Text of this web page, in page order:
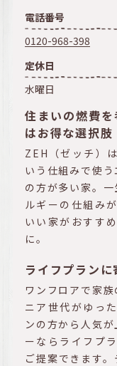
電話番号
0120-968-398
定休日
水曜日
住まいの燃費
はお得な選択肢
ZEH（ゼッチ）
いう仕組みで使
の方が多い家。
ルギーの仕組み
いい家がおすす
に。
ライフプラン
ワンフロアで家
ニア世代がゆっ
ンの方から人気
ーならライフプ
ご提案できます